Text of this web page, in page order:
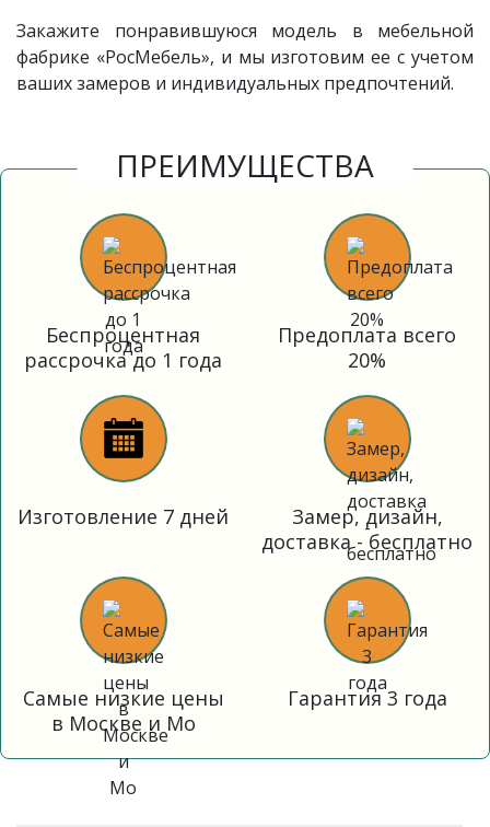
Закажите понравившуюся модель в мебельной
фабрике «РосМебель», и мы изготовим ее с учетом
ваших замеров и индивидуальных предпочтений.
ПРЕИМУЩЕСТВА
Беспроцентная
рассрочка до 1 года
Предоплата всего
20%
Изготовление 7 дней
Замер, дизайн,
доставка - бесплатно
Самые низкие цены
в Москве и Мо
Гарантия 3 года